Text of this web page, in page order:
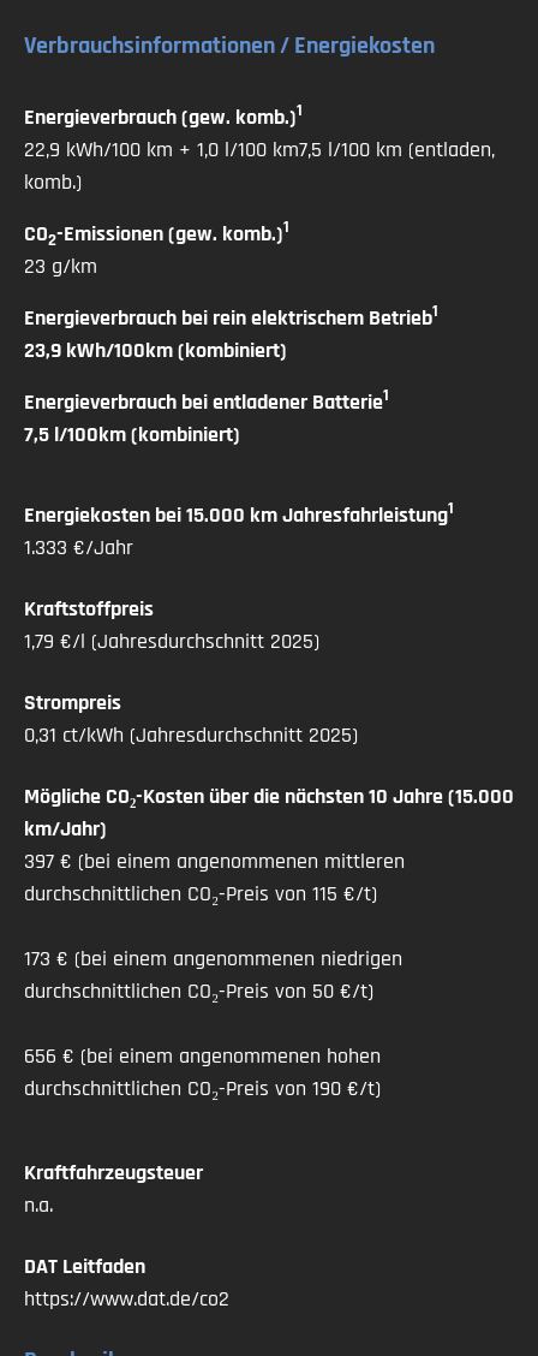
Nichtraucherfahrzeug
Start/Stop-Automatik
Multifunktionslenkrad
Tagfahrlicht
Sportsitze
Kurvenlicht
elektrische Seitenspiegel
Bluetooth
Elektrische Sitzeinstellung
Head-up Display
Freisprecheinrichtung
Kindersitzbefestigung
Regensensor
Einparkhilfe Sensoren vorne
Einparkhilfe Kamera
Einparkhilfe Selbstlenkendes System
Armlehne
Berganfahrassistent
DAB-Radio
Elektrische Heckklappe
LED-Tagfahrlicht
Lederlenkrad
Müdigkeitswarnsystem
Notbremsassistent
Schaltwippen
Sprachsteuerung
Spurhalteassistent
Verbrauchsinformationen / Energiekosten
Energieverbrauch (gew. komb.)1
22,9 kWh/100 km + 1,0 l/100 km7,5 l/100 km (entladen,
komb.)
CO2-Emissionen (gew. komb.)1
23 g/km
Energieverbrauch bei rein elektrischem Betrieb1
23,9 kWh/100km (kombiniert)
Energieverbrauch bei entladener Batterie1
7,5 l/100km (kombiniert)
Energiekosten bei 15.000 km Jahresfahrleistung1
1.333 €/Jahr
Kraftstoffpreis
1,79 €/l (Jahresdurchschnitt 2025)
Strompreis
0,31 ct/kWh (Jahresdurchschnitt 2025)
Mögliche CO₂-Kosten über die nächsten 10 Jahre (15.000
km/Jahr)
397 € (bei einem angenommenen mittleren
durchschnittlichen CO₂-Preis von 115 €/t)
173 € (bei einem angenommenen niedrigen
durchschnittlichen CO₂-Preis von 50 €/t)
656 € (bei einem angenommenen hohen
durchschnittlichen CO₂-Preis von 190 €/t)
Kraftfahrzeugsteuer
n.a.
DAT Leitfaden
https://www.dat.de/co2